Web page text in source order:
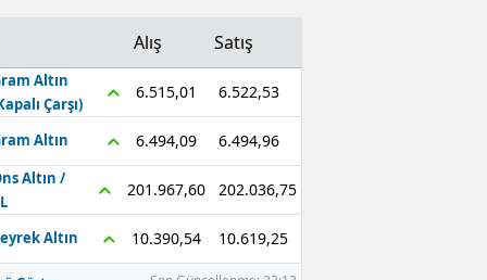
Alış Satış
Altın
Çarşı)
6.515,01 6.522,53
Altın 6.494,09 6.494,96
Altın /
201.967,60 202.036,75
Altın 10.390,54 10.619,25